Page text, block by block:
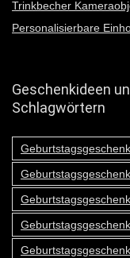
Trinkbecher
Personalisierbare
Geschenkideen
Schlagwörtern